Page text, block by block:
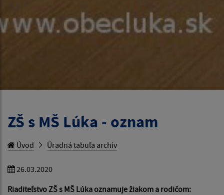
ZŠ s MŠ Lúka - oznam
Úvod Úradná tabuľa archív
26.03.2020
Riaditeľstvo ZŠ s MŠ Lúka oznamuje žiakom a rodičom: